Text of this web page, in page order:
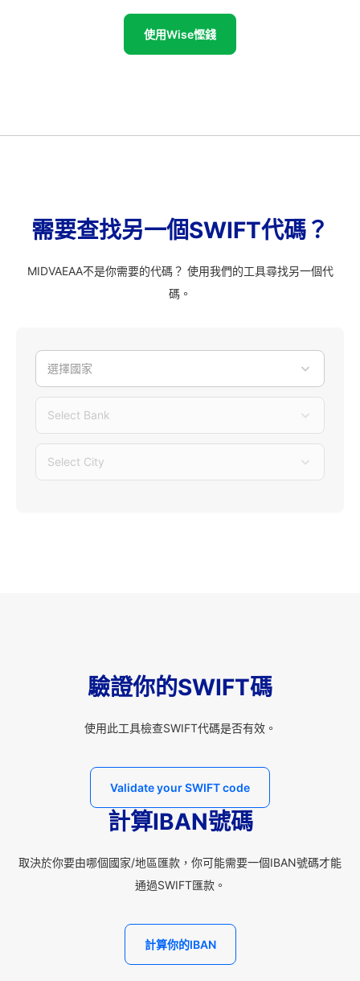
使用Wise慳錢
需要查找另一個SWIFT代碼？
MIDVAEAA不是你需要的代碼？ 使用我們的工具尋找另一個代
碼。
選擇國家
Select Bank
Select City
驗證你的SWIFT碼
使用此工具檢查SWIFT代碼是否有效。
Validate your SWIFT code
計算IBAN號碼
取決於你要由哪個國家/地區匯款，你可能需要一個IBAN號碼才能
通過SWIFT匯款。
計算你的IBAN